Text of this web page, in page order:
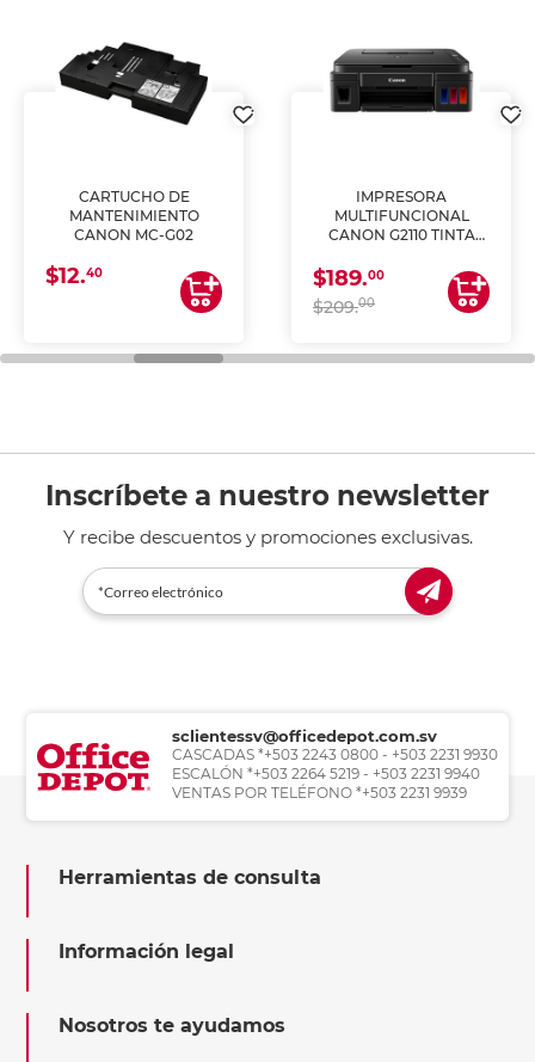
CARTUCHO DE
MANTENIMIENTO
CANON MC-G02
$12.40
IMPRESORA
MULTIFUNCIONAL
CANON G2110 TINTA
$189.00
$209.00
Inscríbete a nuestro newsletter
Y recibe descuentos y promociones exclusivas.
sclientessv@officedepot.com.sv
CASCADAS *+503 2243 0800 - +503 2231 9930
ESCALÓN *+503 2264 5219 - +503 2231 9940
VENTAS POR TELÉFONO *+503 2231 9939
Herramientas de consulta
Información legal
Nosotros te ayudamos